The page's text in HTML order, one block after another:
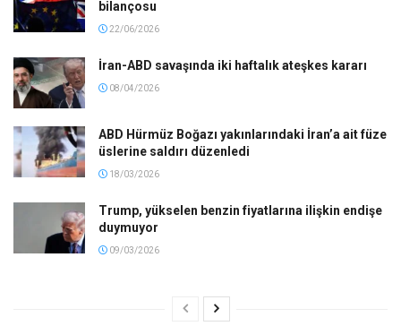
bilançosu
22/06/2026
İran-ABD savaşında iki haftalık ateşkes kararı
08/04/2026
ABD Hürmüz Boğazı yakınlarındaki İran’a ait füze
üslerine saldırı düzenledi
18/03/2026
Trump, yükselen benzin fiyatlarına ilişkin endişe
duymuyor
09/03/2026